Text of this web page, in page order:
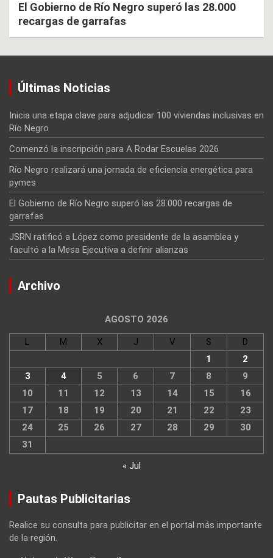
El Gobierno de Río Negro superó las 28.000
recargas de garrafas
Últimas Noticias
Inicia una etapa clave para adjudicar 100 viviendas inclusivas en
Río Negro
Comenzó la inscripción para A Rodar Escuelas 2026
Río Negro realizará una jornada de eficiencia energética para
pymes
El Gobierno de Río Negro superó las 28.000 recargas de
garrafas
JSRN ratificó a López como presidente de la asamblea y
facultó a la Mesa Ejecutiva a definir alianzas
Archivo
AGOSTO 2026
L M X J V S
D
1
2
3
4 5 6 7 8
9
10
11 12 13 14 15
16
17
18 19 20 21 22
23
24
25 26 27 28 29
30
31
« Jul
Pautas Publicitarias
Realice su consulta para publicitar en el portal más importante
de la región.